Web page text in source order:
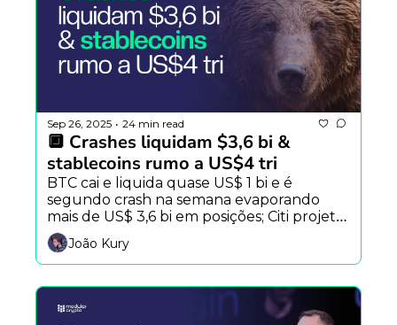
Sep 26, 2025 • 24 min read
🔲 Crashes liquidam $3,6 bi &
stablecoins rumo a US$4 tri
BTC cai e liquida quase US$ 1 bi e é
segundo crash na semana evaporando
mais de US$ 3,6 bi em posições; Citi projeta
stablecoins em US$ 4 tri até 2030;
Cloudflare entra no jogo com stablecoin
para a agentic web e muito mais.
João Kury